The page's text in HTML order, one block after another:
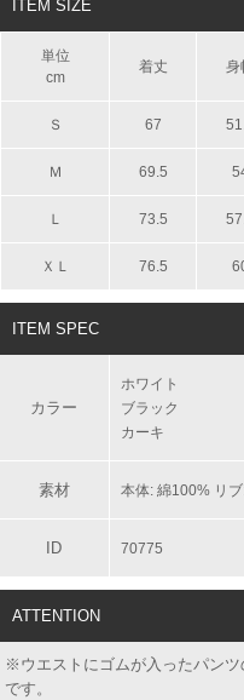
ITEM SIZE
単位
cm
着丈 身
Ｓ 67
Ｍ 69.5
Ｌ 73.5
ＸＬ 76.5
ITEM SPEC
カラー
ホワイト
ブラック
カーキ
素材 本体: 綿100% リ
ID 70775
ATTENTION
※ウエストにゴムが入ったパン
です。